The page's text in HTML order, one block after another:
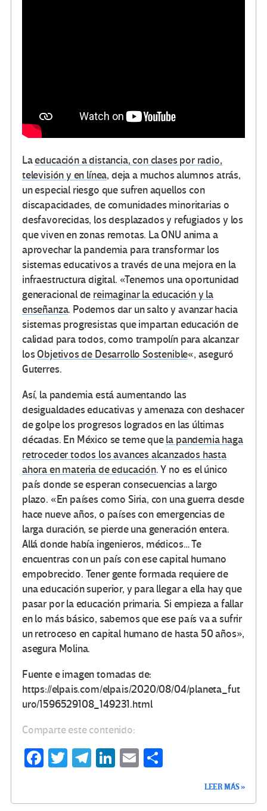
Laeducación a distancia, con clases por radio,
televisión y en línea, deja a muchos alumnos atrás,
un especial riesgo que sufren aquellos con
discapacidades, de comunidades minoritarias o
desfavorecidas, los desplazados y refugiados y los
que viven en zonas remotas. La ONU anima a
aprovechar la pandemia para transformar los
sistemas educativos a través de una mejora en la
infraestructura digital. «Tenemos una oportunidad
generacional de reimaginar la educación y la
enseñanza. Podemos dar un salto y avanzar hacia
sistemas progresistas que impartan educación de
calidad para todos, como trampolín para alcanzar
losObjetivos de Desarrollo Sostenible«, aseguró
Guterres.
Así, la pandemia está aumentando las
desigualdades educativas y amenaza con deshacer
de golpe los progresos logrados en las últimas
décadas. En México se teme quela pandemia haga
retroceder todos los avances alcanzados hasta
ahora en materia de educación. Y no es el único
país donde se esperan consecuencias a largo
plazo. «En países como Siria, con una guerra desde
hace nueve años, o países con emergencias de
larga duración, se pierde una generación entera.
Allá donde había ingenieros, médicos… Te
encuentras con un país con ese capital humano
empobrecido. Tener gente formada requiere de
una educación superior, y para llegar a ella hay que
pasar por la educación primaria. Si empieza a fallar
en lo más básico, sabemos que ese país va a sufrir
un retroceso en capital humano de hasta 50 años»,
asegura Molina.
Fuente e imagen tomadas de:
https://elpais.com/elpais/2020/08/04/planeta_fut
uro/1596529108_149231.html
Comparte este contenido:
Fa T
Te Li
E
LEER MÁS »